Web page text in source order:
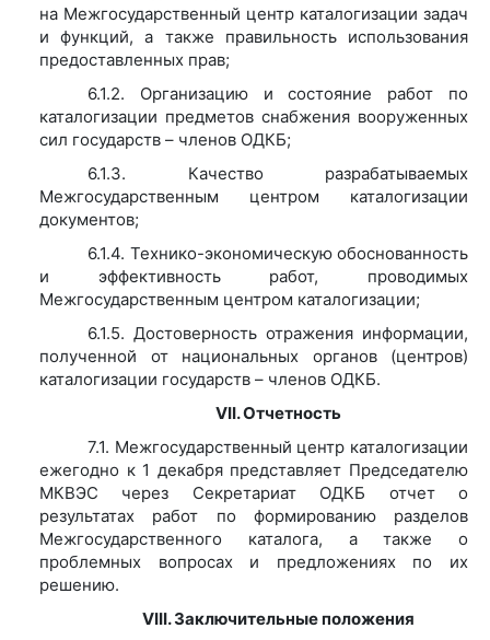
на Межгосударственный центр каталогизации задач
и функций, а также правильность использования
предоставленных прав;
6.1.2. Организацию и состояние работ по
каталогизации предметов снабжения вооруженных
сил государств – членов ОДКБ;
6.1.3. Качество разрабатываемых
Межгосударственным центром каталогизации
документов;
6.1.4. Технико-экономическую обоснованность
и эффективность работ, проводимых
Межгосударственным центром каталогизации;
6.1.5. Достоверность отражения информации,
полученной от национальных органов (центров)
каталогизации государств – членов ОДКБ.
VII. Отчетность
7.1. Межгосударственный центр каталогизации
ежегодно к 1 декабря представляет Председателю
МКВЭС через Секретариат ОДКБ отчет о
результатах работ по формированию разделов
Межгосударственного каталога, а также о
проблемных вопросах и предложениях по их
решению.
VIII. Заключительные положения